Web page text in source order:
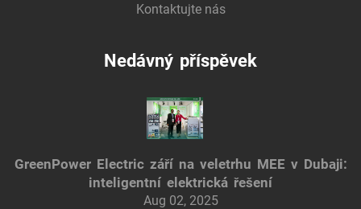
Kontaktujte nás
Nedávný příspěvek
GreenPower Electric září na veletrhu MEE v Dubaji:
inteligentní elektrická řešení
Aug 02, 2025